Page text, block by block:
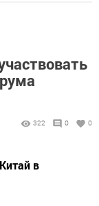
322 0 0
в